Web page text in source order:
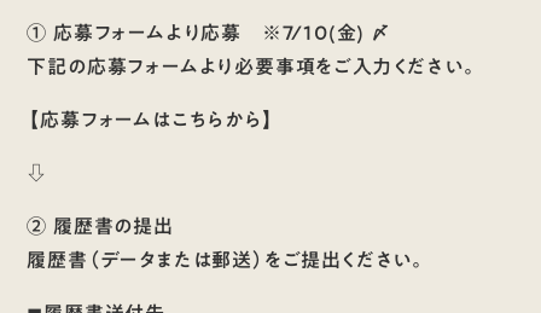
① 応募フォームより応募 ※7/10(金) 〆
下記の応募フォームより必要事項をご入力ください。
【応募フォームはこちらから】
⇩
② 履歴書の提出
履歴書（データまたは郵送）をご提出ください。